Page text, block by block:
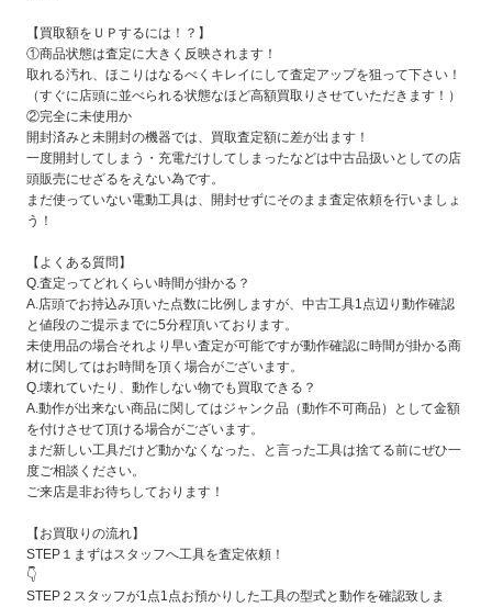
【買取額をＵＰするには！？】
①商品状態は査定に大きく反映されます！
取れる汚れ、ほこりはなるべくキレイにして査定アップを狙って下さい！
（すぐに店頭に並べられる状態なほど高額買取りさせていただきます！）
②完全に未使用か
開封済みと未開封の機器では、買取査定額に差が出ます！
一度開封してしまう・充電だけしてしまったなどは中古品扱いとしての店
頭販売にせざるをえない為です。
まだ使っていない電動工具は、開封せずにそのまま査定依頼を行いましょ
う！
【よくある質問】
Q.査定ってどれくらい時間が掛かる？
A.店頭でお持込み頂いた点数に比例しますが、中古工具1点辺り動作確認
と値段のご提示までに5分程頂いております。
未使用品の場合それより早い査定が可能ですが動作確認に時間が掛かる商
材に関してはお時間を頂く場合がございます。
Q.壊れていたり、動作しない物でも買取できる？
A.動作が出来ない商品に関してはジャンク品（動作不可商品）として金額
を付けさせて頂ける場合がございます。
まだ新しい工具だけど動かなくなった、と言った工具は捨てる前にぜひ一
度ご相談ください。
ご来店是非お待ちしております！
【お買取りの流れ】
STEP１まずはスタッフへ工具を査定依頼！
👇
STEP２スタッフが1点1点お預かりした工具の型式と動作を確認致しま